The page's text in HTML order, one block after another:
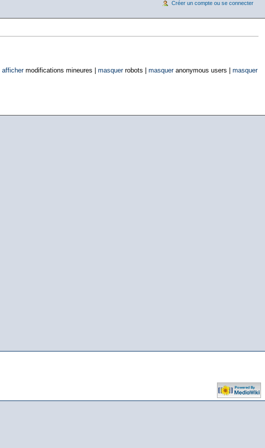
affichermodifications mineures | masquerrobots | masqueranonymous users | masquer
Créer un compte ou se connecter